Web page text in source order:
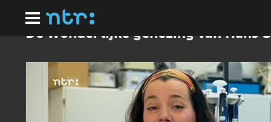
hoofdinhoud
De wonderlijke genezing van Hans